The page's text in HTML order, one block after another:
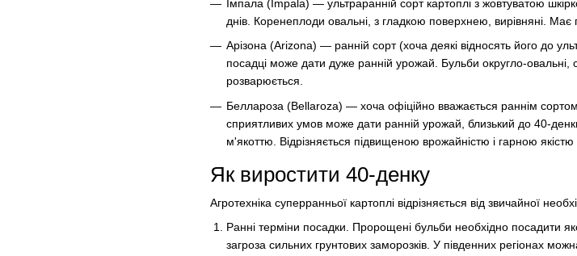
Імпала (Impala) — ультраранній сорт картоплі з жовтуватою
днів. Коренеплоди овальні, з гладкою поверхнею, вирівняні. Має
Арізона (Arizona) — ранній сорт (хоча деякі відносять його до
посадці може дати дуже ранній урожай. Бульби округло-овальні,
розварюється.
Беллароза (Bellaroza) — хоча офіційно вважається раннім
сприятливих умов може дати ранній урожай, близький до 40-
м'якоттю. Відрізняється підвищеною врожайністю і гарною якістю
Як виростити 40-денку
Агротехніка суперранньої картоплі відрізняється від звичайної
Ранні терміни посадки. Пророщені бульби необхідно посадити
загроза сильних грунтових заморозків. У південних регіонах